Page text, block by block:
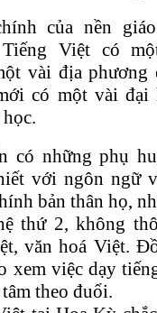
của nền
Việt có
vài địa phương
có một vài đại
có những phụ
với ngôn ngữ
bản thân họ,
thứ 2, không
văn hoá Việt.
xem việc dạy
theo đuổi.